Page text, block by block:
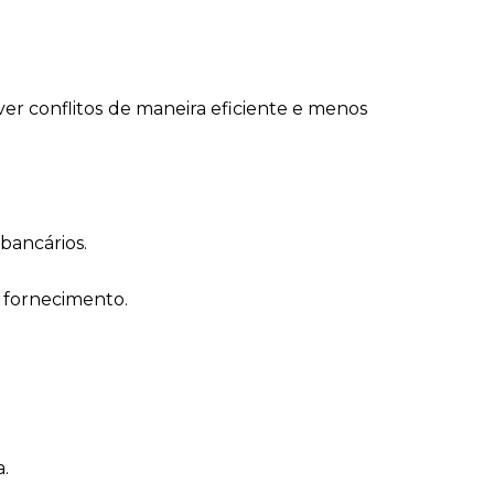
conflitos de maneira eficiente e menos
fornecimento.